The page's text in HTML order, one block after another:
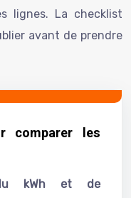
lignes. La checklist
avant de prendre
comparer les
kWh et de